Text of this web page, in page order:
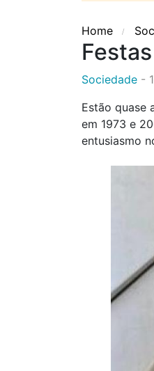
Home
Sociedade -
Estão quase
em 1973 e
entusiasmo